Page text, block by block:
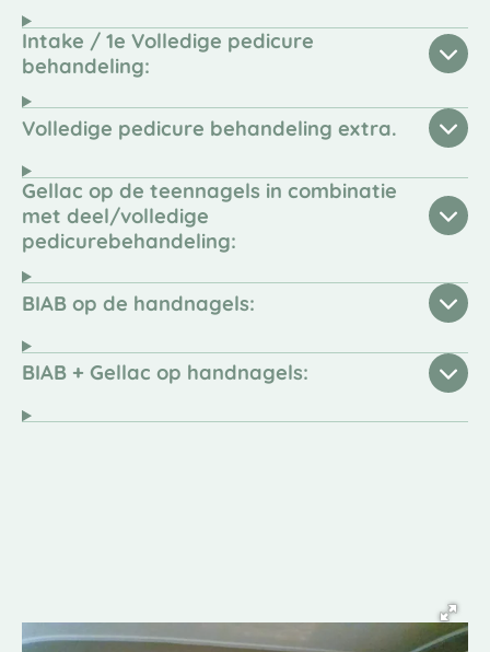
Intake / 1e Volledige pedicure
behandeling:
Volledige pedicure behandeling extra.
Gellac op de teennagels in combinatie
met deel/volledige
pedicurebehandeling:
BIAB op de handnagels:
BIAB + Gellac op handnagels: